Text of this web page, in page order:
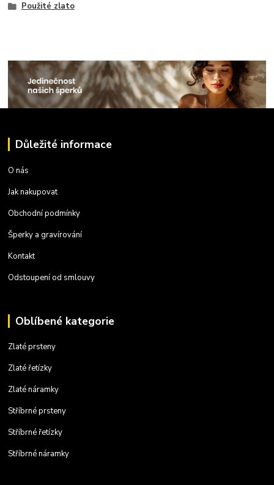
Použité zlato
Důležité informace
O nás
Jak nakupovat
Obchodní podmínky
Šperky a gravírování
Kontakt
Odstoupení od smlouvy
Oblíbené kategorie
Zlaté prsteny
Zlaté řetízky
Zlaté náramky
Stříbrné prsteny
Stříbrné řetízky
Stříbrné náramky